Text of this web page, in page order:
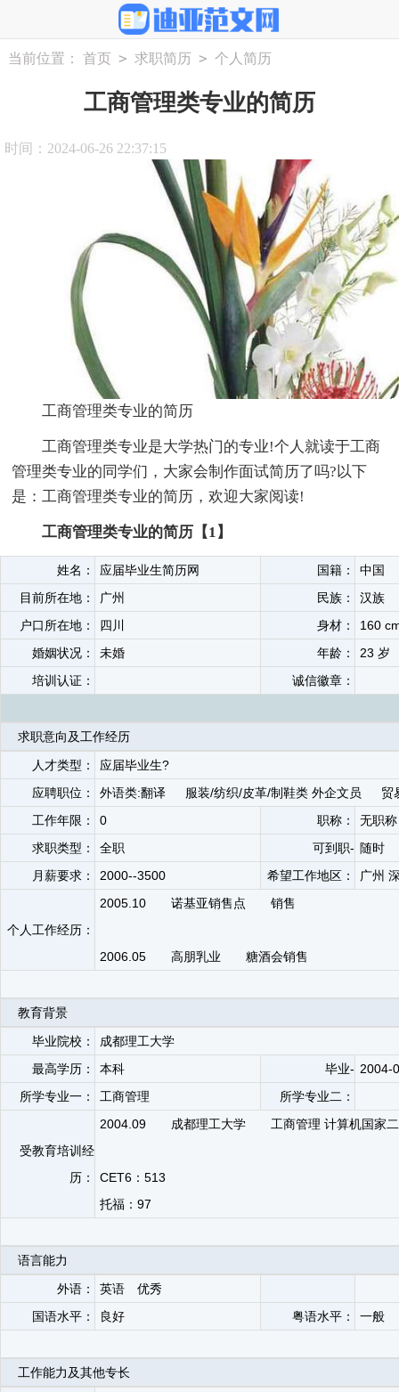
当前位置： 首页 > 求职简历 > 个人简历
工商管理类专业的简历
时间：2024-06-26 22:37:15
工商管理类专业的简历
工商管理类专业是大学热门的专业!个人就读于工商
管理类专业的同学们，大家会制作面试简历了吗?以下
是：工商管理类专业的简历，欢迎大家阅读!
工商管理类专业的简历【1】
姓名： 应届毕业生简历网 国籍：
中国
目前所在地：
广州 民族：
汉族
户口所在地：
四川 身材：
160
婚姻状况：
未婚 年龄：
23 岁
培训认证：
诚信徽章：
求职意向及工作经历
人才类型：
应届毕业生?
应聘职位：
外语类:翻译 服装/纺织/皮革/制鞋类 外企文员 贸
工作年限：
0 职称：
无职称
求职类型：
全职 可到职- 随时
月薪要求：
2000--3500 希望工作地区： 广州
个人工作经历：
2005.10 诺基亚销售点 销售
2006.05 高朋乳业 糖酒会销售
教育背景
毕业院校：
成都理工大学
最高学历：
本科 毕业- 2004-
所学专业一：
工商管理 所学专业二：
受教育培训经
历：
2004.09 成都理工大学 工商管理 计算机国家二
CET6：513
托福：97
语言能力
外语：
英语 优秀
国语水平：
良好 粤语水平： 一般
工作能力及其他专长